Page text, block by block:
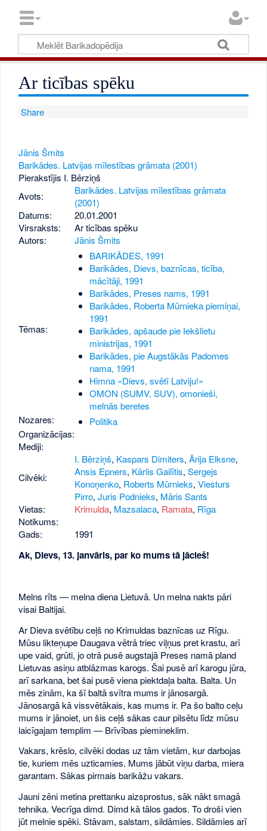
Ar ticības spēku
Share
Jānis Šmits
Barikādes. Latvijas mīlestības grāmata (2001)
Pierakstījis I. Bērziņš
Avots:
Barikādes. Latvijas mīlestības grāmata
(2001)
Datums:
20.01.2001
Virsraksts:
Ar ticības spēku
Autors:
Jānis Šmits
Tēmas:
BARIKĀDES, 1991
Barikādes, Dievs, baznīcas, ticība,
mācītāji, 1991
Barikādes, Preses nams, 1991
Barikādes, Roberta Mūrnieka piemiņai,
1991
Barikādes, apšaude pie Iekšlietu
ministrijas, 1991
Barikādes, pie Augstākās Padomes
nama, 1991
Himna «Dievs, svētī Latviju!»
OMON (SUMV, SUV), omonieši,
melnās beretes
Nozares:
Politika
Organizācijas:
Mediji:
Cilvēki:
I. Bērziņš, Kaspars Dimiters,Ārija Elksne,
Ansis Epners, Kārlis Gailītis,Sergejs
Konoņenko, Roberts Mūrnieks,Viesturs
Pirro,Juris Podnieks, Māris Sants
Vietas:
Krimulda, Mazsalaca, Ramata, Rīga
Notikums:
Gads:
1991
Ak, Dievs, 13. janvāris, par ko mums tā jācieš!
Melns rīts — melna diena Lietuvā. Un melna nakts pāri
visai Baltijai.
Ar Dieva svētību ceļš no Krimuldas baznīcas uz Rīgu.
Mūsu likteņupe Daugava vētrā triec viļņus pret krastu, arī
upe vaid, grūti, jo otrā pusē augstajā Preses namā pland
Lietuvas asiņu atblāzmas karogs. Šai pusē arī karogu jūra,
arī sarkana, bet šai pusē viena piektdaļa balta. Balta. Un
mēs zinām, ka šī baltā svītra mums ir jānosargā.
Jānosargā kā vissvētākais, kas mums ir. Pa šo balto ceļu
mums ir jānoiet, un šis ceļš sākas caur pilsētu līdz mūsu
laicīgajam templim — Brīvības piemineklim.
Vakars, krēslo, cilvēki dodas uz tām vietām, kur darbojas
tie, kuriem mēs uzticamies. Mums jābūt viņu darba, miera
garantam. Sākas pirmais barikāžu vakars.
Jauni zēni metina prettanku aizsprostus, sāk nākt smagā
tehnika. Vecrīga dimd. Dimd kā tālos gados. To droši vien
jūt melnie spēki. Stāvam, salstam, sildāmies. Sildāmies arī